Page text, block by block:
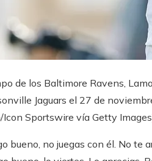
de los Baltimore Ravens,
Jaguars el 27 de
Sportswire vía Getty
bueno, no juegas con él. No te